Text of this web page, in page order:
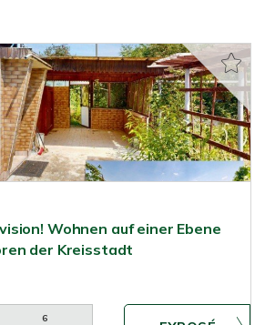
Wohnen auf einer Ebene
der Kreisstadt
6